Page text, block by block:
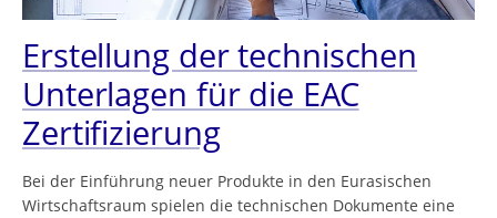
Erstellung der technischen
Unterlagen für die EAC
Zertifizierung
Bei der Einführung neuer Produkte in den Eurasischen
Wirtschaftsraum spielen die technischen Dokumente eine